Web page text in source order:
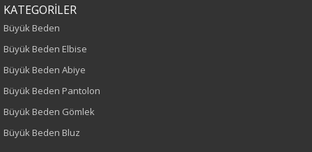
Yetişkin
Büyük Beden
Leopar
KATEGORİLER
Büyük Beden
Büyük Beden Elbise
Büyük Beden Abiye
Büyük Beden Pantolon
Büyük Beden Gömlek
Büyük Beden Bluz